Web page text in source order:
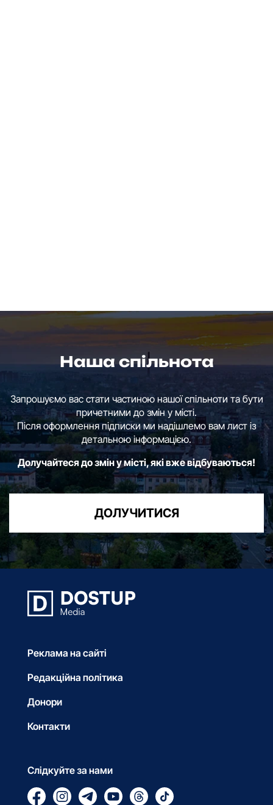
Наша спільнота
Запрошуємо вас стати частиною нашої спільноти та бути
причетними до змін у місті.
Після оформлення підписки ми надішлемо вам лист із
детальною інформацією.
Долучайтеся до змін у місті, які вже відбуваються!
ДОЛУЧИТИСЯ
Реклама на сайті
Редакційна політика
Донори
Контакти
Слідкуйте за нами